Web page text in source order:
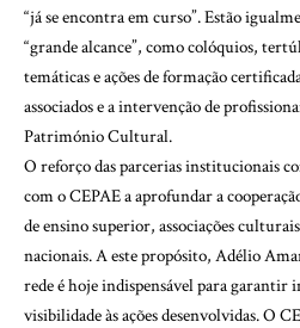
“já se encontra em curso”. Estão
“grande alcance”, como colóquios,
temáticas e ações de formação
associados e a intervenção de
Património Cultural.
O reforço das parcerias institucionais
com o CEPAE a aprofundar a
de ensino superior, associações
nacionais. A este propósito, Adélio
rede é hoje indispensável para garantir
visibilidade às ações desenvolvidas. O